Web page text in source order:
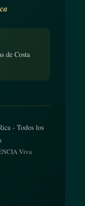
de Costa
- Todos los
Viva